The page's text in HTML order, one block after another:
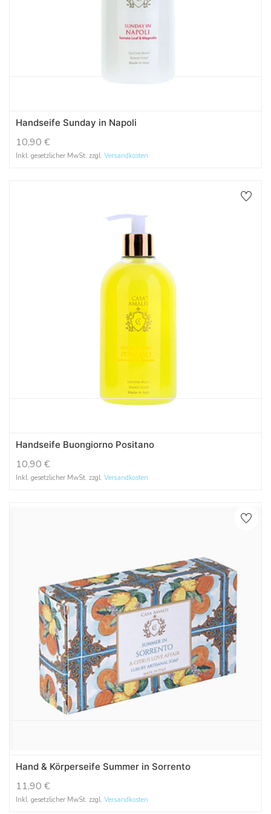
Handseife Sunday in Napoli
10,90 €
Inkl. gesetzlicher MwSt. zzgl. Versandkosten
Handseife Buongiorno Positano
10,90 €
Inkl. gesetzlicher MwSt. zzgl. Versandkosten
Hand & Körperseife Summer in Sorrento
11,90 €
Inkl. gesetzlicher MwSt. zzgl. Versandkosten